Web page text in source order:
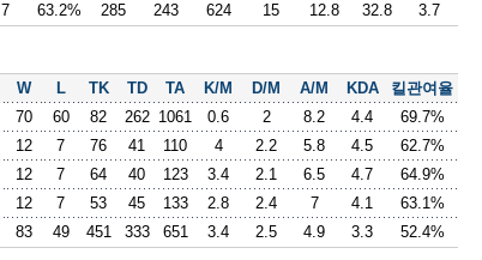
7 63.2% 285 243 624 15 12.8 32.8 3.7
W L TK TD TA K/M D/M A/M KDA
킬관여율
70 60 82 262 1061 0.6 2 8.2 4.4
69.7%
12 7 76 41 110 4 2.2 5.8 4.5
62.7%
12 7 64 40 123 3.4 2.1 6.5 4.7
64.9%
12 7 53 45 133 2.8 2.4 7 4.1
63.1%
83 49 451 333 651 3.4 2.5 4.9 3.3 52.4%